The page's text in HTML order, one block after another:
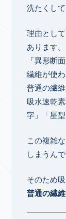
洗たくし
理由とし
あります。
「異形断
繊維が使わ
普通の繊
吸水速乾
字」「星
この複雑
しまうんで
そのため
普通の繊